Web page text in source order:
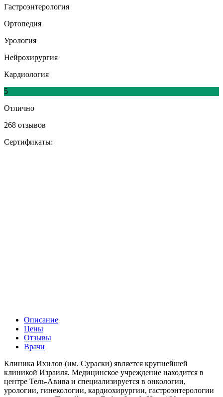
Гастроэнтерология
Ортопедия
Урология
Нейрохирургия
Кардиология
5
Отлично
268 отзывов
Сертификаты:
Описание
Цены
Отзывы
Врачи
Клиника Ихилов (им. Сураски) является крупнейшей
клиникой Израиля. Медицинское учреждение находится в
центре Тель-Авива и специализируется в онкологии,
урологии, гинекологии, кардиохирургии, гастроэнтерологии